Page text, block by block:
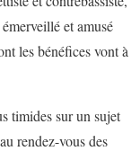
et amusé
les bénéfices vont à
timides sur un sujet
rendez-vous des